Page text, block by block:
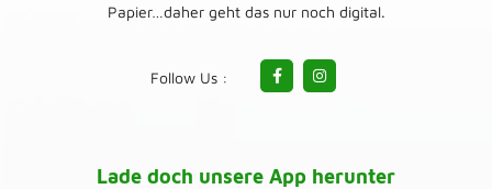
Papier…daher geht das nur noch digital.
Follow Us :
Lade doch unsere App herunter